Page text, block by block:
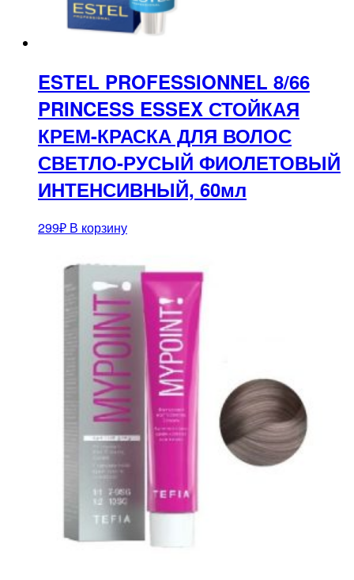
ESTEL PROFESSIONNEL 8/66
PRINCESS ESSEX СТОЙКАЯ
КРЕМ-КРАСКА ДЛЯ ВОЛОС
СВЕТЛО-РУСЫЙ ФИОЛЕТОВЫЙ
ИНТЕНСИВНЫЙ, 60мл
299₽ В корзину